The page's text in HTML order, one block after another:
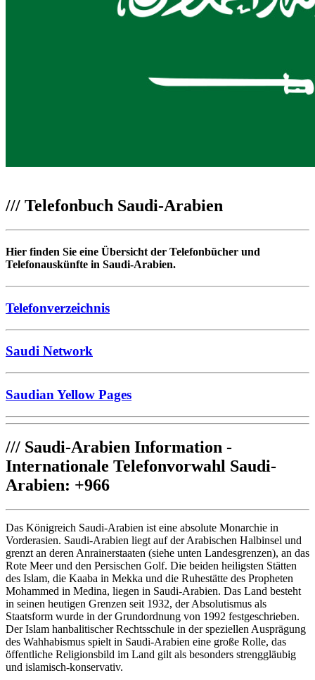
/// Telefonbuch Saudi-Arabien
Hier finden Sie eine Übersicht der Telefonbücher und
Telefonauskünfte in Saudi-Arabien.
Telefonverzeichnis
Saudi Network
Saudian Yellow Pages
/// Saudi-Arabien Information -
Internationale Telefonvorwahl Saudi-
Arabien: +966
Das Königreich Saudi-Arabien ist eine absolute Monarchie in
Vorderasien. Saudi-Arabien liegt auf der Arabischen Halbinsel und
grenzt an deren Anrainerstaaten (siehe unten Landesgrenzen), an das
Rote Meer und den Persischen Golf. Die beiden heiligsten Stätten
des Islam, die Kaaba in Mekka und die Ruhestätte des Propheten
Mohammed in Medina, liegen in Saudi-Arabien. Das Land besteht
in seinen heutigen Grenzen seit 1932, der Absolutismus als
Staatsform wurde in der Grundordnung von 1992 festgeschrieben.
Der Islam hanbalitischer Rechtsschule in der speziellen Ausprägung
des Wahhabismus spielt in Saudi-Arabien eine große Rolle, das
öffentliche Religionsbild im Land gilt als besonders strenggläubig
und islamisch-konservativ.